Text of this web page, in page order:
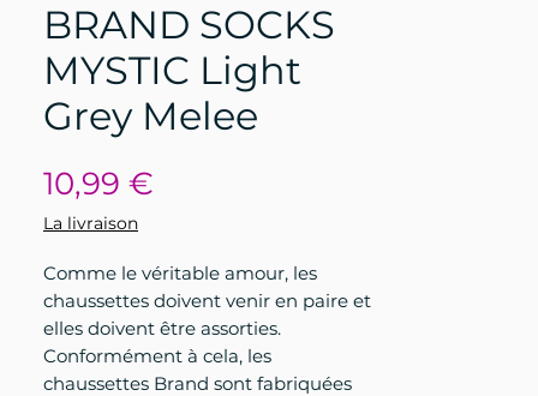
BRAND SOCKS
MYSTIC Light
Grey Melee
10,99 €
La livraison
Comme le véritable amour, les
chaussettes doivent venir en paire et
elles doivent être assorties.
Conformément à cela, les
chaussettes Brand sont fabriquées